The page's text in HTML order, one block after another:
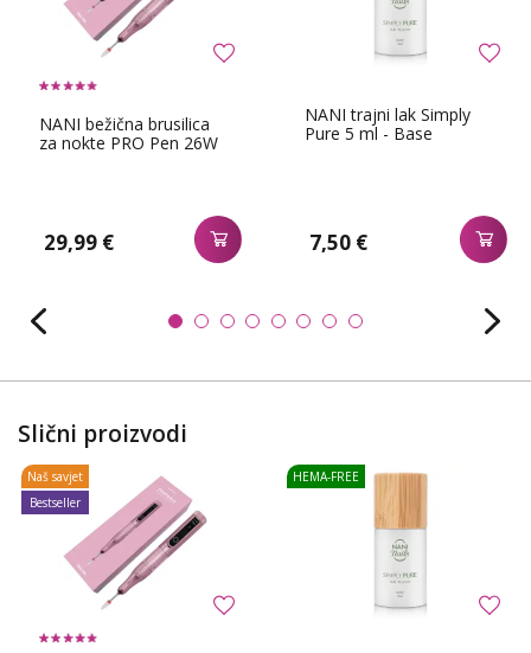
NANI bežična brusilica
za nokte PRO Pen 26W
29,99 €
NANI trajni lak Simply
Pure 5 ml - Base
7,50 €
Slični proizvodi
Naš savjet
Bestseller
HEMA-FREE